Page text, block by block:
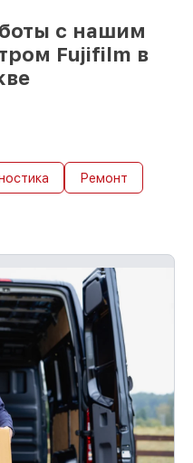
с нашим
Fujifilm в
Ремонт